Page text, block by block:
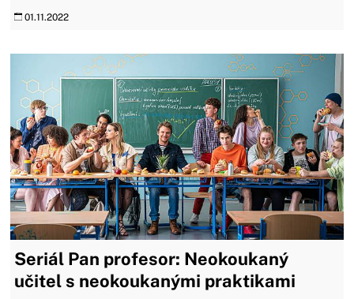
01.11.2022
Seriál Pan profesor: Neokoukaný
učitel s neokoukanými praktikami